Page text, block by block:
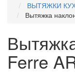
ВЫТЯЖКИ
Вытяжка
Ferre